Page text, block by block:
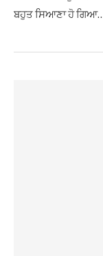
ਬਹੁਤ ਸਿਆਣਾ ਹੋ